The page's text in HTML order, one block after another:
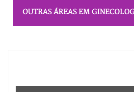
OUTRAS ÁREAS EM